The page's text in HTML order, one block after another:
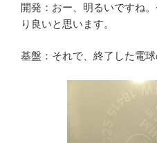
開発：おー、明るいですね
り良いと思います。
基盤：それで、終了した電球